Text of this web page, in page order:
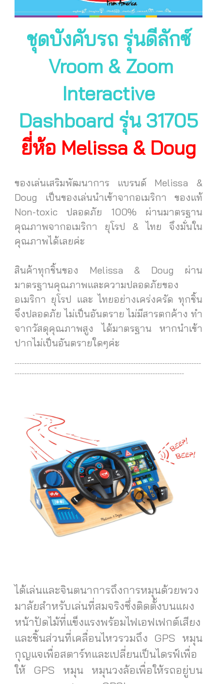
ชุดบังคับรถ รุ่นดีลักซ์
Vroom & Zoom
Interactive
Dashboard รุ่น 31705
ยี่ห้อ Melissa & Doug
ของเล่นเสริมพัฒนาการ แบรนด์ Melissa &
Doug เป็นของเล่นนำเข้าจากอเมริกา ของแท้
Non-toxic ปลอดภัย 100% ผ่านมาตรฐาน
คุณภาพจากอเมริกา ยุโรป & ไทย จึงมั่นใน
คุณภาพได้เลยค่ะ
สินค้าทุกชิ้นของ Melissa & Doug ผ่าน
มาตรฐานคุณภาพและความปลอดภัยของ
อเมริกา ยุโรป และ ไทยอย่างเคร่งครัด ทุกชิ้น
จึงปลอดภัย ไม่เป็นอันตราย ไม่มีสารตกค้าง ทำ
จากวัสดุคุณภาพสูง ได้มาตรฐาน หากนำเข้า
ปากไม่เป็นอันตรายใดๆค่ะ
-----------------------------------------------------------------------------
----------------------------------------------------------------------
ได้เล่นและจินตนาการถึงการหมุนด้วยพวง
มาลัยสำหรับเล่นที่สมจริงซึ่งติดตั้งบนแผง
หน้าปัดไม้ที่แข็งแรงพร้อมไฟเอฟเฟกต์เสียง
และชิ้นส่วนที่เคลื่อนไหวรวมถึง GPS หมุน
กุญแจเพื่อสตาร์ทและเปลี่ยนเป็นไดรฟ์เพื่อ
ให้ GPS หมุน หมุนวงล้อเพื่อให้รถอยู่บน